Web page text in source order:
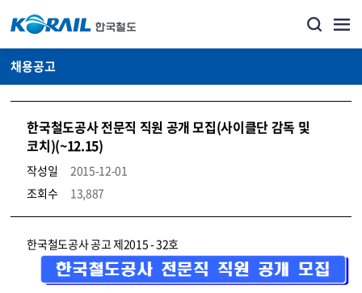
채용공고
한국철도공사 전문직 직원 공개 모집(사이클단 감독 및
코치)(~12.15)
작성일
2015-12-01
조회수
13,887
코레일소개_경영공시_채용공고 상세보기 – 내용, 파일, 담당자 연락처로 구성
한국철도공사 공고 제2015 - 32호